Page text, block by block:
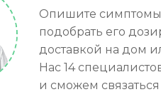
Опишите
подобрать его
доставкой на дом
Нас 14
и сможем